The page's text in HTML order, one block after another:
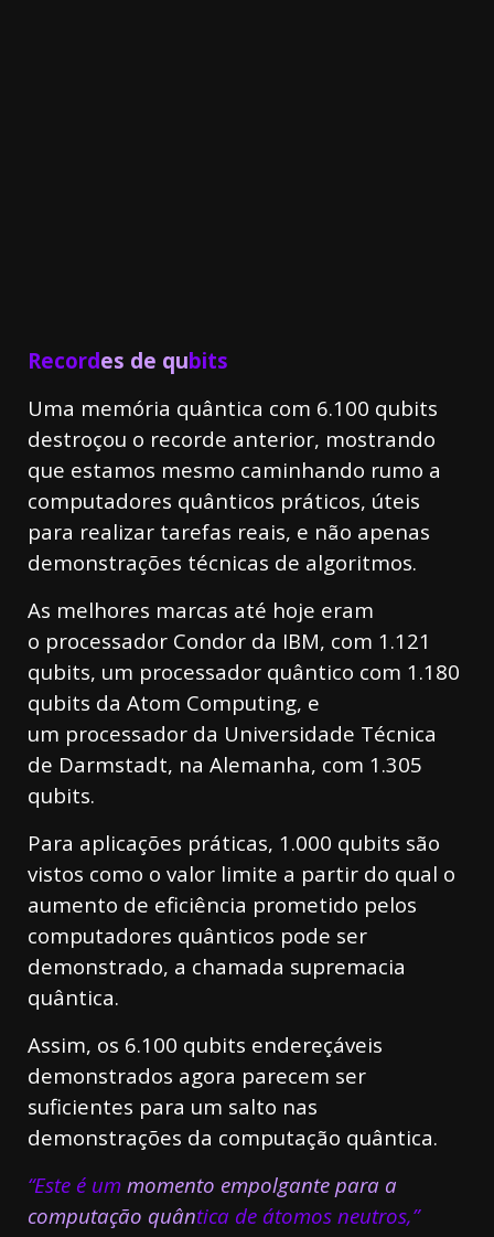
Recordes de qubits
Uma memória quântica com 6.100 qubits
destroçou o recorde anterior, mostrando
que estamos mesmo caminhando rumo a
computadores quânticos práticos, úteis
para realizar tarefas reais, e não apenas
demonstrações técnicas de algoritmos.
As melhores marcas até hoje eram
o processador Condor da IBM, com 1.121
qubits, um processador quântico com 1.180
qubits da Atom Computing, e
um processador da Universidade Técnica
de Darmstadt, na Alemanha, com 1.305
qubits.
Para aplicações práticas, 1.000 qubits são
vistos como o valor limite a partir do qual o
aumento de eficiência prometido pelos
computadores quânticos pode ser
demonstrado, a chamada supremacia
quântica.
Assim, os 6.100 qubits endereçáveis
demonstrados agora parecem ser
suficientes para um salto nas
demonstrações da computação quântica.
“Este é um momento empolgante para a
computação quântica de átomos neutros,”